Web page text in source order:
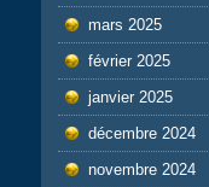
mars 2025
février 2025
janvier 2025
décembre 2024
novembre 2024